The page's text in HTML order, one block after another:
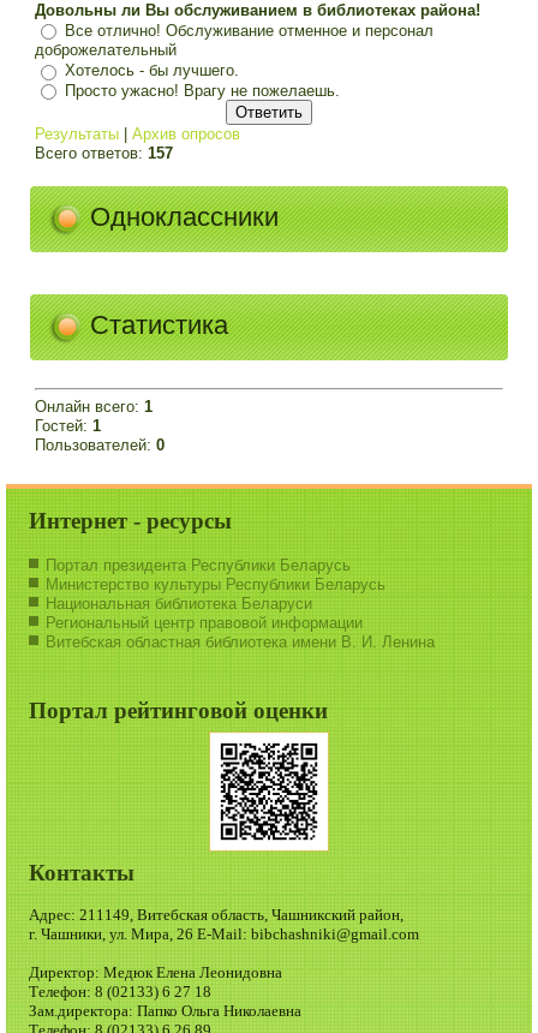
Довольны ли Вы обслуживанием в библиотеках района!
Все отлично! Обслуживание отменное и персонал
доброжелательный
Хотелось - бы лучшего.
Просто ужасно! Врагу не пожелаешь.
Результаты |Архив опросов
Всего ответов:157
Одноклассники
Статистика
Онлайн всего:1
Гостей:1
Пользователей:0
Интернет - ресурсы
Портал президента Республики Беларусь
Министерство культуры Республики Беларусь
Национальная библиотека Беларуси
Региональный центр правовой информации
Витебская областная библиотека имени В. И. Ленина
Портал рейтинговой оценки
Контакты
Адрес: 211149, Витебская область, Чашникский район,
г. Чашники, ул. Мира, 26 E-Mail: bibchashniki@gmail.com
Директор: Медюк Елена Леонидовна
Телефон: 8 (02133) 6 27 18
Зам.директора: Папко Ольга Николаевна